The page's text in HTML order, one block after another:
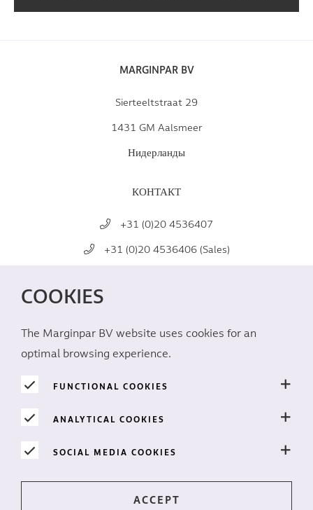
COOKIES
The Marginpar BV website uses cookies for an
optimal browsing experience.
FUNCTIONAL COOKIES
ANALYTICAL COOKIES
SOCIAL MEDIA COOKIES
MARGINPAR BV
Sierteeltstraat 29
1431 GM Aalsmeer
Нидерланды
КОНТАКТ
+31 (0)20 4536407
+31 (0)20 4536406 (Sales)
СОЦИАЛЬНЫЕ СЕТИ
Отказ от ответственности